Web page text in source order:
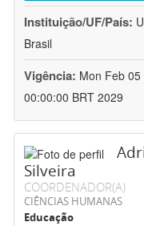
Instituição/UF/País:
Brasil
Vigência: Mon Feb
00:00:00 BRT 2029
Silveira
COORDENADOR(A)
CIÊNCIAS HUMANAS
Educação